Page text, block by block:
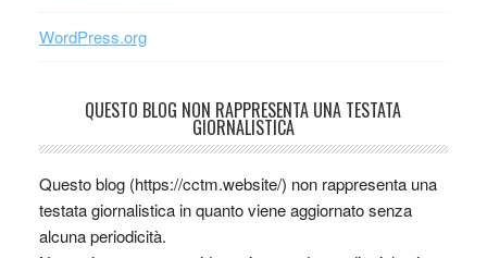
WordPress.org
QUESTO BLOG NON RAPPRESENTA UNA TESTATA
GIORNALISTICA
Questo blog (https://cctm.website/) non rappresenta una
testata giornalistica in quanto viene aggiornato senza
alcuna periodicità.